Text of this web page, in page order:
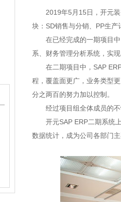
2019年5月15日，开元装
块：SD销售与分销、PP生
在已经完成的一期项目中
系、财务管理分析系统，实
在二期项目中，SAP ERP
程，覆盖面更广，业务类型
分之两百的努力加以控制。
经过项目组全体成员的不
开元SAP ERP二期系统上
数据统计，成为公司各部门